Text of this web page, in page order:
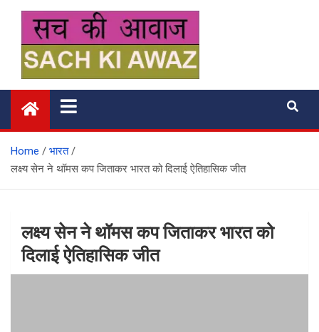
content
सच की आवाज
Home
भारत
लक्ष्य सेन ने थॉमस कप जिताकर भारत को दिलाई ऐतिहासिक जीत
लक्ष्य सेन ने थॉमस कप जिताकर भारत को
दिलाई ऐतिहासिक जीत